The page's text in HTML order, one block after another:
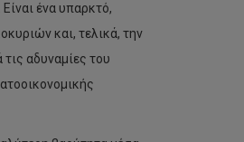
ένα υπαρκτό,
και, τελικά, την
αδυναμίες του